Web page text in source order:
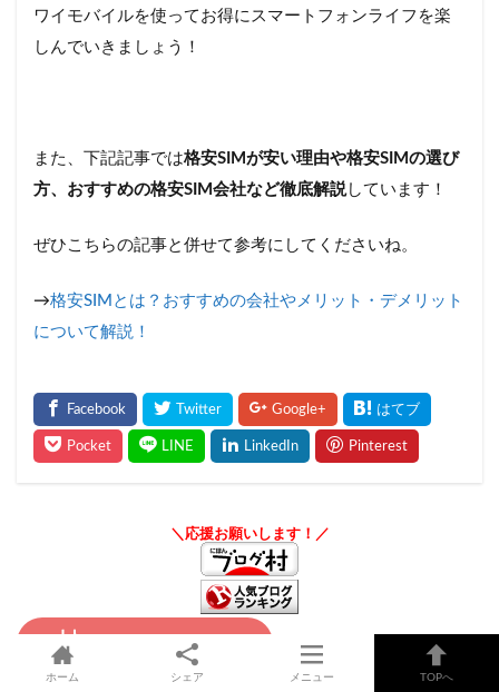
ワイモバイルを使ってお得にスマートフォンライフを楽
しんでいきましょう！
また、下記記事では格安SIMが安い理由や格安SIMの選び
方、おすすめの格安SIM会社など徹底解説 しています！
ぜひこちらの記事と併せて参考にしてくださいね。
→格安SIMとは？おすすめの会社やメリット・デメリット
について解説！
＼応援お願いします！／
ホーム シェア メニュー TOPへ